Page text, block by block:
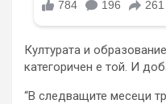
Културата и
категоричен е той. И
“В следващите месеци